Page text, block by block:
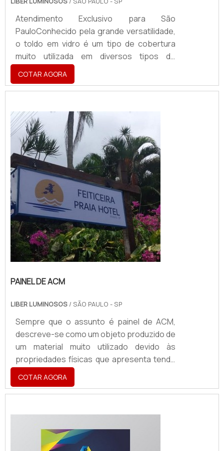
Atendimento Exclusivo para São
PauloConhecido pela grande versatilidade,
o toldo em vidro é um tipo de cobertura
muito utilizada em diversos tipos de
estabelecimentos e pode proteger
pessoas e objetos contra a ação da chuva,
do sol e de outros tipos de intempéries
estão abrigados sob o mesmo. O
PRODUTO GARANTE DIVERSAS
APLICAÇÕESSendo assim, os toldos
podem se tornar ótimas alternativas para
pessoa...
COTAR AGORA
PAINEL DE ACM
LIBER LUMINOSOS / SÃO PAULO - SP
Sempre que o assunto é painel de ACM,
descreve-se como um objeto produzido de
um material muito utilizado devido às
propriedades físicas que apresenta tendo
a aplicabilidade em atestar a identidade
visual de uma marca, sendo utilizado para a
criação
GARANTE UMA SÉRIE DE BENEFÍCIOSO
produto é, hoje, um ponto de extrema
COTAR AGORA